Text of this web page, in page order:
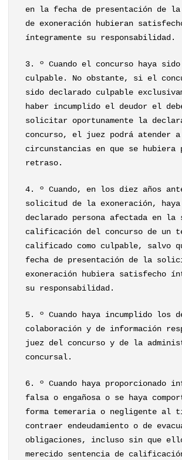
en la fecha de presentación de
de exoneración hubieran
íntegramente su responsabilidad.
3. º Cuando el concurso haya
culpable. No obstante, si el
sido declarado culpable
haber incumplido el deudor el
solicitar oportunamente la
concurso, el juez podrá atender
circunstancias en que se hubiera
retraso.
4. º Cuando, en los diez años
solicitud de la exoneración,
declarado persona afectada en la
calificación del concurso de un
calificado como culpable, salvo
fecha de presentación de la
exoneración hubiera satisfecho
su responsabilidad.
5. º Cuando haya incumplido los
colaboración y de información
juez del concurso y de la
concursal.
6. º Cuando haya proporcionado
falsa o engañosa o se haya
forma temeraria o negligente al
contraer endeudamiento o de
obligaciones, incluso sin que
merecido sentencia de